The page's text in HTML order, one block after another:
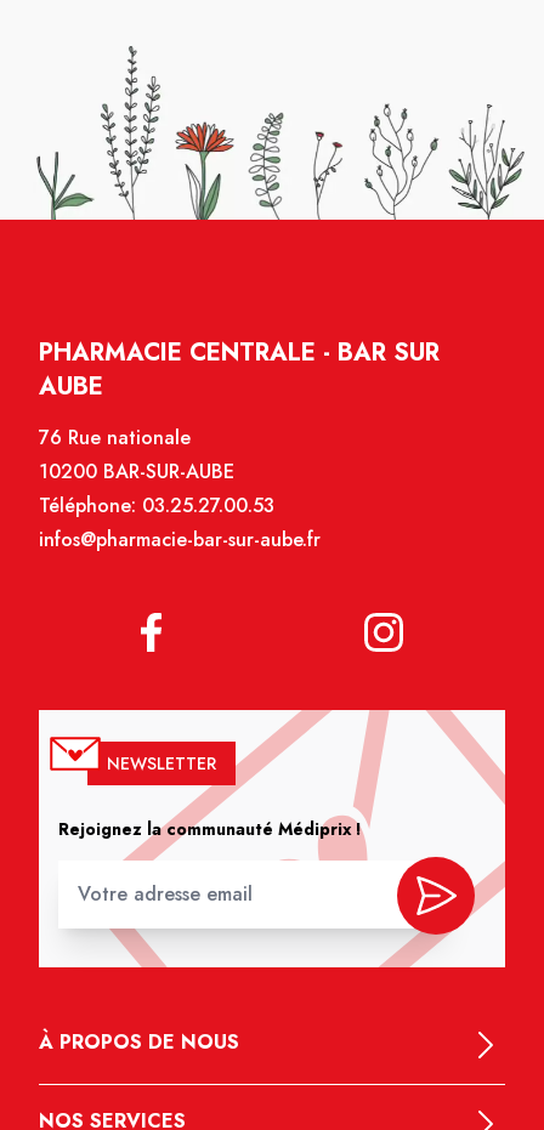
PHARMACIE CENTRALE - BAR SUR
AUBE
76 Rue nationale
10200 BAR-SUR-AUBE
Téléphone: 03.25.27.00.53
infos@pharmacie-bar-sur-aube.fr
NEWSLETTER
Rejoignez la communauté Médiprix !
À PROPOS DE NOUS
NOS SERVICES